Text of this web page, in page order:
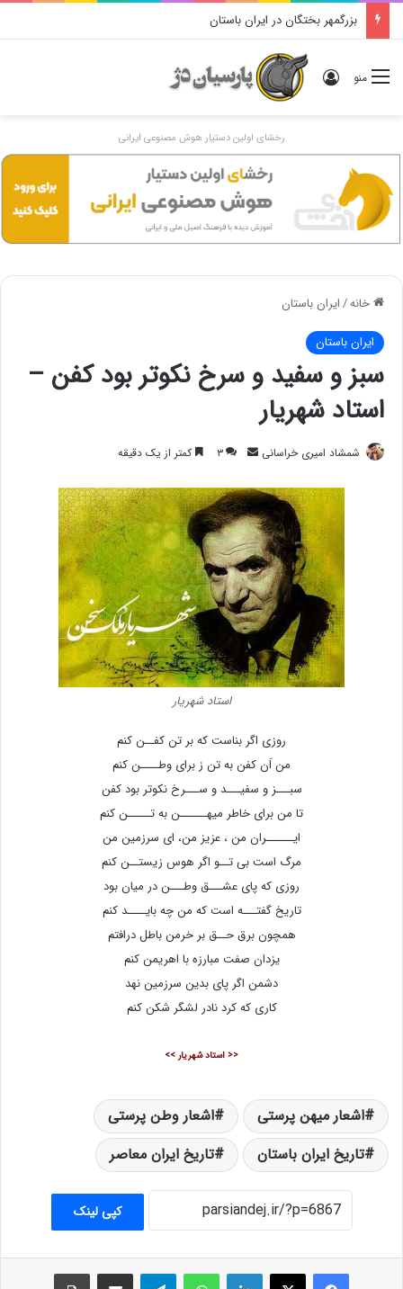
بزرگمهر بختگان در ایران باستان
منو ورود
رخشای اولین دستیار هوش مصنوعی ایرانی
خانه/ایران باستان
ایران باستان
سبز و سفید و سرخ نکوتر بود کفن –
استاد شهریار
شمشاد امیری خراسانی
ارسال۳ کمتر از یک دقیقه
استاد شهریار
روزی اگر بناست که بر تن کفــن کنم
من اَن کفن به تن ز برای وطــــن کنم
سبـــز و سفیـــد و ســـرخ نکوتر بود کفن
تا من برای خاطر میهــــــن به تـــــن کنم
ایــــــران من ، عزیز من، ای سرزمین من
مرگ است بی تــو اگر هوس زیستــن کنم
روزی که پای عشـــق وطـــن در میان بود
تاریخ گفتـــه است که من چه بایــــد کنم
همچون برق حــق بر خرمن باطل درافتم
یزدان صفت مبارزه با اهریمن کنم
دشمن اگر پای بدین سرزمین نهد
کاری که کرد نادر لشگر شکن کنم
<< استاد شهریار >>
اشعار میهن پرستی
اشعار وطن پرستی
تاریخ ایران باستان
تاریخ ایران معاصر
کپی لینک
فیس بوک X لینکدین واتس آپ تلگرام اشتراک گذاری از طریق ایمیل چاپ